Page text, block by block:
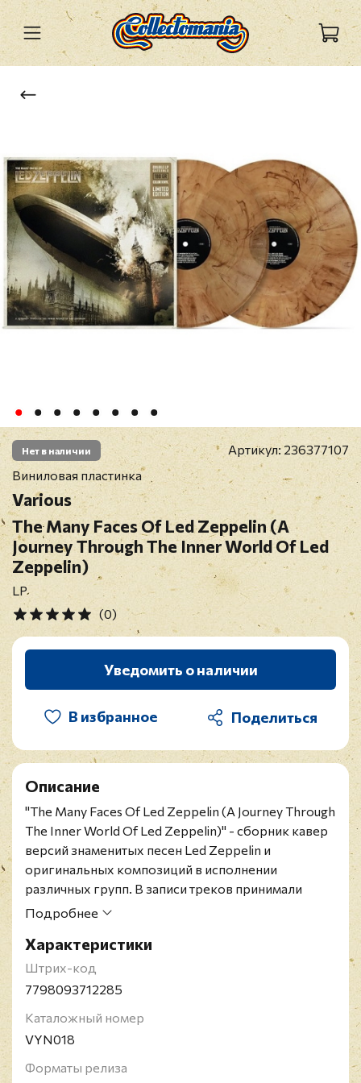
Нет в наличии Артикул: 236377107
Виниловая пластинка
Various
The Many Faces Of Led Zeppelin (A
Journey Through The Inner World Of Led
Zeppelin)
LP
(0)
Уведомить о наличии
В избранное
Описание
"The Many Faces Of Led Zeppelin (A Journey Through
The Inner World Of Led Zeppelin)" - сборник кавер
верcий знаменитых песен Led Zeppelin и
оригинальных композиций в исполнении
различных групп. В записи треков принимали
участие Джимми Пейдж, Эрик Клептон, Джеф
рока.
Коллекционное издание на двух виниловых
пластинках цвета коричневый мрамор. Альбом
Легендарная группа Led Zeppelin была основана в
1968 году в Лондоне и была признана одной из
самых успешных и влиятельных в истории рок-
Подробнее
Характеристики
Штрих-код
7798093712285
Каталожный номер
VYN018
Форматы релиза